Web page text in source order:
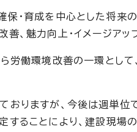
・育成を中心とした将来
、魅力向上・イメージアッ
労働環境改善の一環として
りますが、今後は週単位
することにより、建設現場